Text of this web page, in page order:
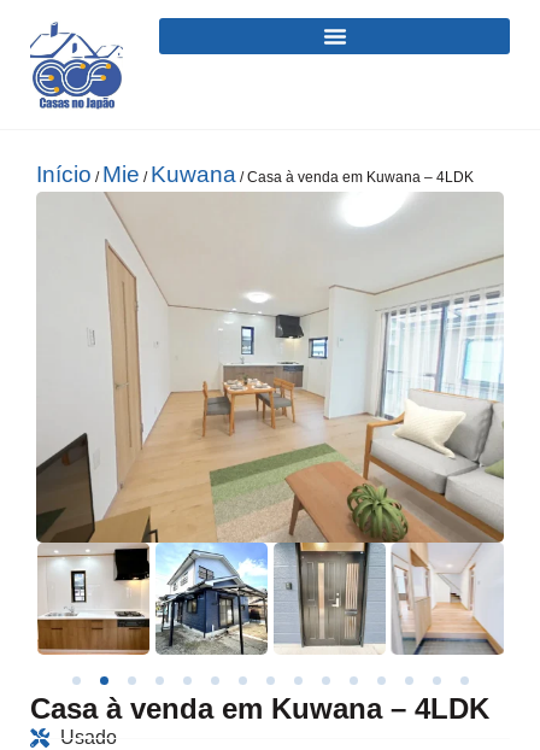
Início / Mie / Kuwana / Casa à venda em Kuwana – 4LDK
Casa à venda em Kuwana – 4LDK
Usado